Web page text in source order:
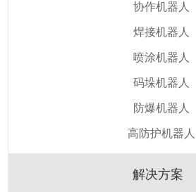
协作机器人
焊接机器人
喷涂机器人
码垛机器人
防爆机器人
高防护机器人
解决方案